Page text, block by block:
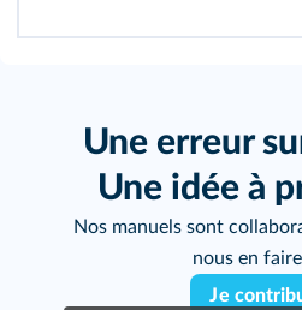
Une erreur
Une idée à
Nos manuels sont
nous en
Je